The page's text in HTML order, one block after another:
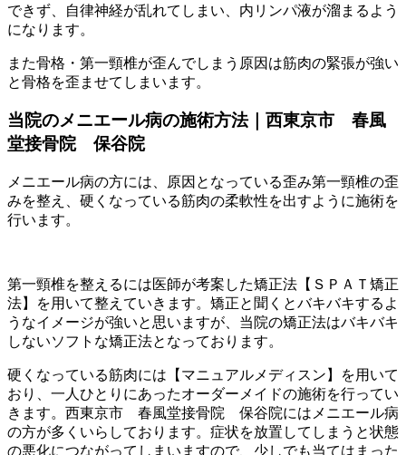
できず、自律神経が乱れてしまい、内リンパ液が溜まるよう
になります。
また骨格・第一頸椎が歪んでしまう原因は筋肉の緊張が強い
と骨格を歪ませてしまいます。
当院のメニエール病の施術方法｜西東京市 春風
堂接骨院 保谷院
メニエール病の方には、原因となっている歪み第一頸椎の歪
みを整え、硬くなっている筋肉の柔軟性を出すように施術を
行います。
第一頸椎を整えるには医師が考案した矯正法【ＳＰＡＴ矯正
法】を用いて整えていきます。矯正と聞くとバキバキするよ
うなイメージが強いと思いますが、当院の矯正法はバキバキ
しないソフトな矯正法となっております。
硬くなっている筋肉には【マニュアルメディスン】を用いて
おり、一人ひとりにあったオーダーメイドの施術を行ってい
きます。西東京市 春風堂接骨院 保谷院にはメニエール病
の方が多くいらしております。症状を放置してしまうと状態
の悪化につながってしまいますので、少しでも当てはまった